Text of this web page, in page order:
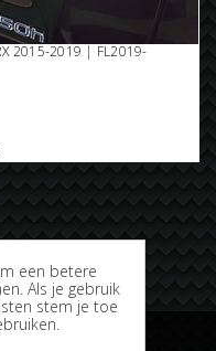
2015-2019 | FL2019-
een betere
Als je gebruik
stem je toe